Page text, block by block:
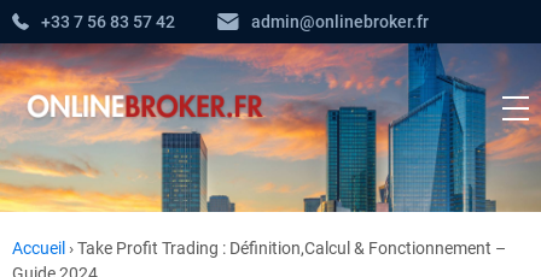
+33 7 56 83 57 42 admin@onlinebroker.fr
Accueil ›Take Profit Trading : Définition,Calcul & Fonctionnement –